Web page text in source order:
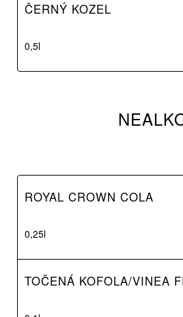
ČERNÝ KOZEL
0,5l
ROYAL CROWN COLA
0,25l
TOČENÁ KOFOLA/VINEA